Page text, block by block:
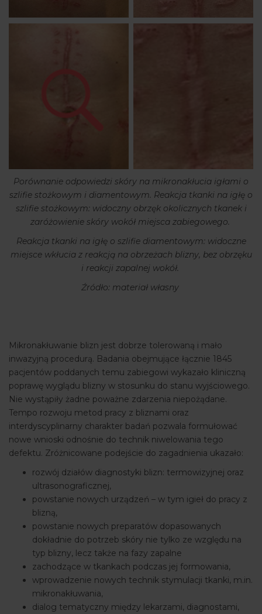
Porównanie odpowiedzi skóry na mikronakłucia igłami o
szlifie stożkowym i diamentowym. Reakcja tkanki na igłę o
szlifie stożkowym: widoczny obrzęk okolicznych tkanek i
zaróżowienie skóry wokół miejsca zabiegowego.
Reakcja tkanki na igłę o szlifie diamentowym: widoczne
miejsce wkłucia z reakcją na obrzeżach blizny, bez obrzęku
i reakcji zapalnej wokół.
Źródło: materiał własny
Mikronakłuwanie blizn jest dobrze tolerowaną i mało
inwazyjną procedurą. Badania obejmujące łącznie 1845
pacjentów poddanych temu zabiegowi wykazało kliniczną
poprawę wyglądu blizny w stosunku do stanu wyjściowego.
Nie wystąpiły żadne poważne zdarzenia niepożądane.
Tempo rozwoju metod pracy z bliznami oraz
interdyscyplinarny charakter badań pozwala formułować
nowe wnioski odnośnie do technik niwelowania tego
defektu. Zróżnicowane podejście do zagadnienia ukazało:
rozwój działów diagnostyki blizn: termowizyjnej oraz
ultrasonograficznej,
powstanie nowych urządzeń – w tym igieł do pracy z
blizną,
powstanie nowych preparatów dopasowanych
dokładnie do potrzeb skóry nie tylko ze względu na
typ blizny, lecz także na fazy zapalne
zachodzące w tkankach podczas jej formowania,
wprowadzenie nowych technik stymulacji tkanki, m.in.
mikronakłuwania,
dialog tematyczny między lekarzami, diagnostami,